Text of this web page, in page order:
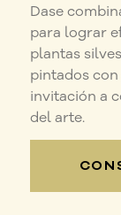
Dase
para lograr
plantas
pintados
invitación a
del arte.